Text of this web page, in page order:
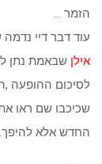
הזמר …
עוד דבר דיי
אילן שבאמת נתן
לסיכום ההופעה
החדש אלא